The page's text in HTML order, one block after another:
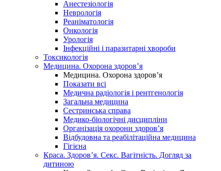
Анестезіологія
Неврологія
Реаніматологія
Онкологія
Урологія
Інфекційні і паразитарні хвороби
Токсикологія
Медицина. Охорона здоров’я
Медицина. Охорона здоров’я
Показати всі
Медична радіологія і рентгенологія
Загальна медицина
Сестринська справа
Медико-біологічні дисципліни
Організація охорони здоров’я
Відбудовна та реабілітаційна медицина
Гігієна
Краса. Здоров’я. Секс. Вагітність. Догляд за
дитиною